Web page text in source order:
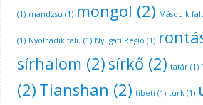
(1) mandzsu (1) mongol (2) Második
(1) Nyolcadik falu (1) Nyugati Régió (1)
sírhalom (2) sírkő (2) tatár(1)
(2) Tianshan (2) tibeti (1) türk(1)